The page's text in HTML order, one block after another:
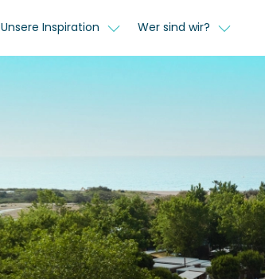
Unsere Inspiration Wer sind wir?